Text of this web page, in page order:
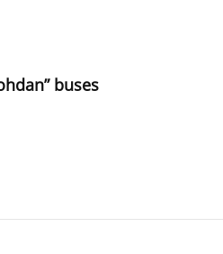
buses